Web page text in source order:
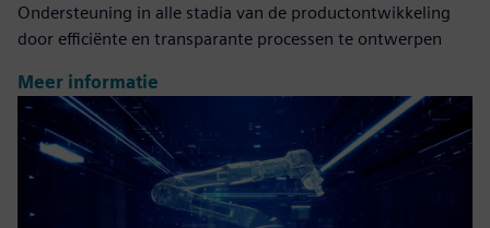
Ondersteuning in alle stadia van de productontwikkeling
door efficiënte en transparante processen te ontwerpen
Meer informatie